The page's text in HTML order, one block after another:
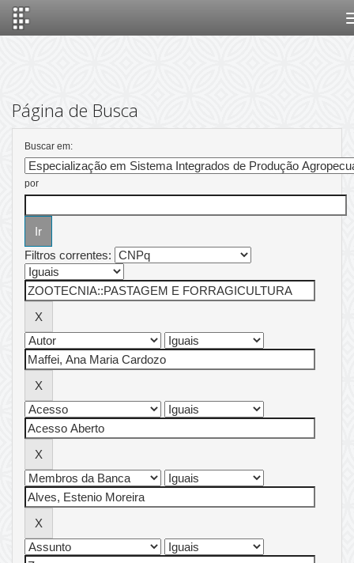
Página de Busca
Buscar em:
por
Filtros correntes: